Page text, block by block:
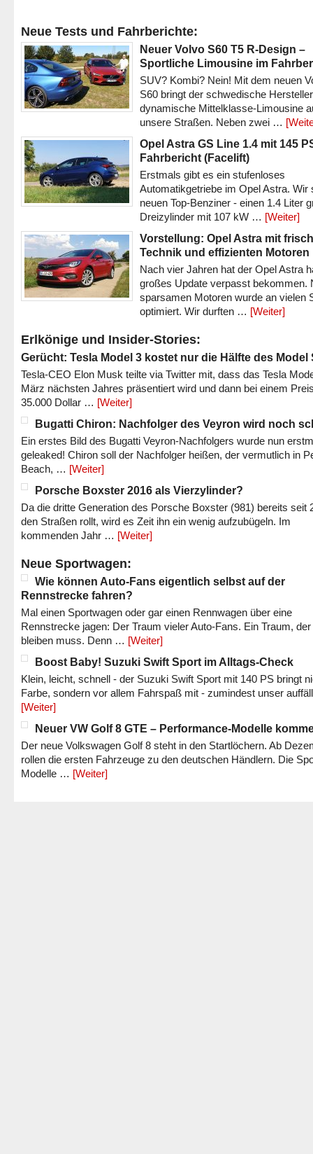
Neue Tests und Fahrberichte:
Neuer Volvo S60 T5 R-Design –
Sportliche Limousine im
SUV? Kombi? Nein! Mit dem neuen
S60 bringt der schwedische
dynamische Mittelklasse-Limousine
unsere Straßen. Neben zwei …
Opel Astra GS Line 1.4 mit 145
Fahrbericht (Facelift)
Erstmals gibt es ein stufenloses
Automatikgetriebe im Opel Astra. Wir
neuen Top-Benziner - einen 1.4 Liter
Dreizylinder mit 107 kW … [Weiter]
Vorstellung: Opel Astra mit
Technik und effizienten Motoren
Nach vier Jahren hat der Opel Astra
großes Update verpasst bekommen.
sparsamen Motoren wurde an vielen
optimiert. Wir durften … [Weiter]
Erlkönige und Insider-Stories:
Gerücht: Tesla Model 3 kostet nur die Hälfte des Model
Tesla-CEO Elon Musk teilte via Twitter mit, dass das Tesla
März nächsten Jahres präsentiert wird und dann bei einem
35.000 Dollar … [Weiter]
Bugatti Chiron: Nachfolger des Veyron wird noch
Ein erstes Bild des Bugatti Veyron-Nachfolgers wurde nun
geleaked! Chiron soll der Nachfolger heißen, der vermutlich in
Beach, … [Weiter]
Porsche Boxster 2016 als Vierzylinder?
Da die dritte Generation des Porsche Boxster (981) bereits seit
den Straßen rollt, wird es Zeit ihn ein wenig aufzubügeln. Im
kommenden Jahr … [Weiter]
Neue Sportwagen:
Wie können Auto-Fans eigentlich selbst auf der
Rennstrecke fahren?
Mal einen Sportwagen oder gar einen Rennwagen über eine
Rennstrecke jagen: Der Traum vieler Auto-Fans. Ein Traum,
bleiben muss. Denn … [Weiter]
Boost Baby! Suzuki Swift Sport im Alltags-Check
Klein, leicht, schnell - der Suzuki Swift Sport mit 140 PS bringt
Farbe, sondern vor allem Fahrspaß mit - zumindest unser
[Weiter]
Neuer VW Golf 8 GTE – Performance-Modelle
Der neue Volkswagen Golf 8 steht in den Startlöchern. Ab
rollen die ersten Fahrzeuge zu den deutschen Händlern. Die
Modelle … [Weiter]